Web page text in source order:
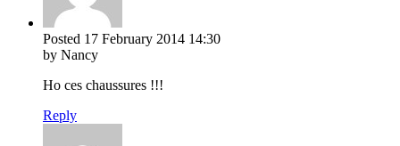
Posted 17 February 2014 14:30
by Nancy
Ho ces chaussures !!!
Reply